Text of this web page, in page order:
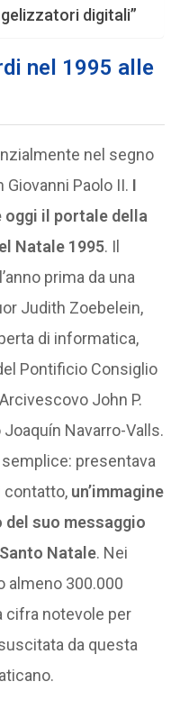
digitali”
nel 1995 alle
nel segno
Giovanni Paolo II. I
oggi il portale della
Natale 1995. Il
prima da una
Judith Zoebelein,
di informatica,
Pontificio Consiglio
John P.
Navarro-Valls.
presentava
contatto, un’immagine
del suo messaggio
Natale. Nei
almeno 300.000
cifra notevole per
da questa